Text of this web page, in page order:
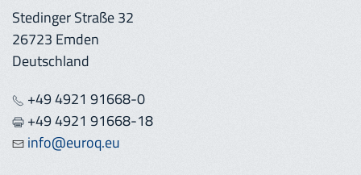
Stedinger Straße 32
26723 Emden
Deutschland
+49 4921 91668-0
+49 4921 91668-18
info@euroq.eu